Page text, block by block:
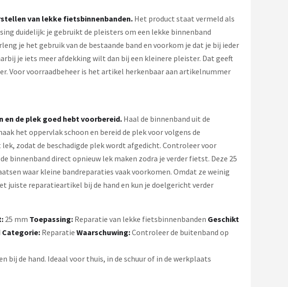
van lekke fietsbinnenbanden. Het product staat vermeld als
duidelijk: je gebruikt de pleisters om een lekke binnenband
je het gebruik van de bestaande band en voorkom je dat je bij ieder
je iets meer afdekking wilt dan bij een kleinere pleister. Dat geeft
Voor voorraadbeheer is het artikel herkenbaar aan artikelnummer
en de plek goed hebt voorbereid.Haal de binnenband uit de
het oppervlak schoon en bereid de plek voor volgens de
zodat de beschadigde plek wordt afgedicht. Controleer voor
binnenband direct opnieuw lek maken zodra je verder fietst. Deze 25
waar kleine bandreparaties vaak voorkomen. Omdat ze weinig
juiste reparatieartikel bij de hand en kun je doelgericht verder
25 mm Toepassing: Reparatie van lekke fietsbinnenbanden Geschikt
Categorie: Reparatie Waarschuwing:Controleer de buitenband op
de hand. Ideaal voor thuis, in de schuur of in de werkplaats